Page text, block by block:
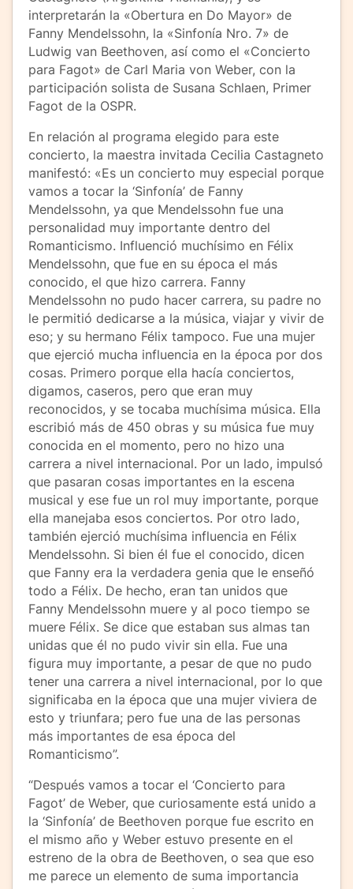
interpretarán la «Obertura en Do Mayor» de
Fanny Mendelssohn, la «Sinfonía Nro. 7» de
Ludwig van Beethoven, así como el «Concierto
para Fagot» de Carl Maria von Weber, con la
participación solista de Susana Schlaen, Primer
Fagot de la OSPR.
En relación al programa elegido para este
concierto, la maestra invitada Cecilia Castagneto
manifestó: «Es un concierto muy especial porque
vamos a tocar la ‘Sinfonía’ de Fanny
Mendelssohn, ya que Mendelssohn fue una
personalidad muy importante dentro del
Romanticismo. Influenció muchísimo en Félix
Mendelssohn, que fue en su época el más
conocido, el que hizo carrera. Fanny
Mendelssohn no pudo hacer carrera, su padre no
le permitió dedicarse a la música, viajar y vivir de
eso; y su hermano Félix tampoco. Fue una mujer
que ejerció mucha influencia en la época por dos
cosas. Primero porque ella hacía conciertos,
digamos, caseros, pero que eran muy
reconocidos, y se tocaba muchísima música. Ella
escribió más de 450 obras y su música fue muy
conocida en el momento, pero no hizo una
carrera a nivel internacional. Por un lado, impulsó
que pasaran cosas importantes en la escena
musical y ese fue un rol muy importante, porque
ella manejaba esos conciertos. Por otro lado,
también ejerció muchísima influencia en Félix
Mendelssohn. Si bien él fue el conocido, dicen
que Fanny era la verdadera genia que le enseñó
todo a Félix. De hecho, eran tan unidos que
Fanny Mendelssohn muere y al poco tiempo se
muere Félix. Se dice que estaban sus almas tan
unidas que él no pudo vivir sin ella. Fue una
figura muy importante, a pesar de que no pudo
tener una carrera a nivel internacional, por lo que
significaba en la época que una mujer viviera de
esto y triunfara; pero fue una de las personas
más importantes de esa época del
Romanticismo”.
“Después vamos a tocar el ‘Concierto para
Fagot’ de Weber, que curiosamente está unido a
la ‘Sinfonía’ de Beethoven porque fue escrito en
el mismo año y Weber estuvo presente en el
estreno de la obra de Beethoven, o sea que eso
me parece un elemento de suma importancia